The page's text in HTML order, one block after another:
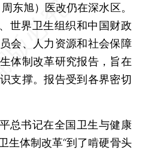
东旭） 医改仍在深水区。
世界卫生组织和中国财政
会、人力资源和社会保障
体制改革研究报告，旨在
支撑。报告受到各界密切
书记在全国卫生与健康
生体制改革“到了啃硬骨头